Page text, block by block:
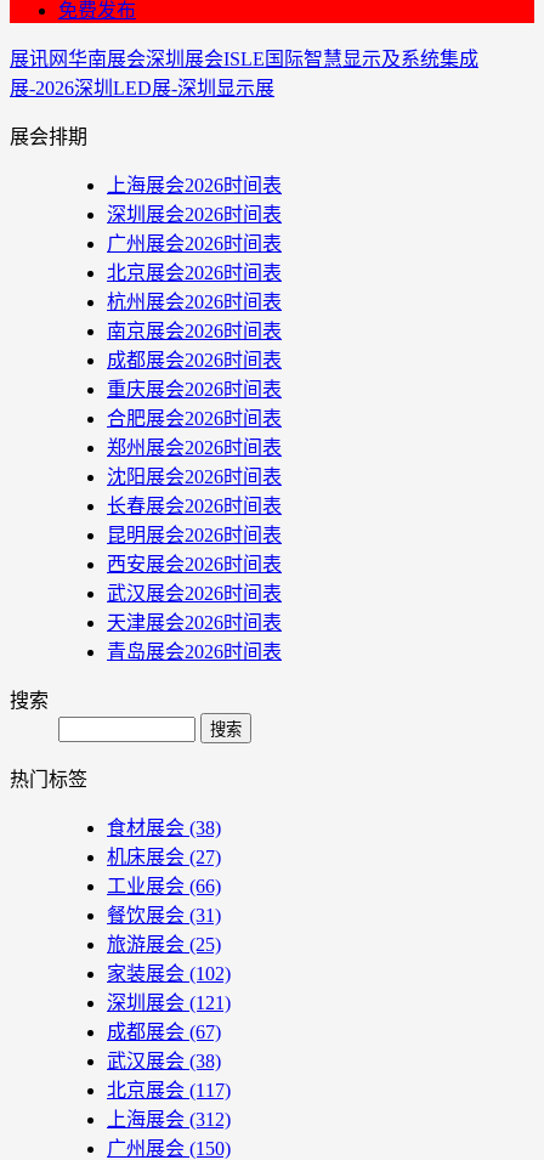
免费发布
展讯网华南展会深圳展会ISLE国际智慧显示及系统集成
展-2026深圳LED展-深圳显示展
展会排期
上海展会2026时间表
深圳展会2026时间表
广州展会2026时间表
北京展会2026时间表
杭州展会2026时间表
南京展会2026时间表
成都展会2026时间表
重庆展会2026时间表
合肥展会2026时间表
郑州展会2026时间表
沈阳展会2026时间表
长春展会2026时间表
昆明展会2026时间表
西安展会2026时间表
武汉展会2026时间表
天津展会2026时间表
青岛展会2026时间表
搜索
Search
热门标签
食材展会 (38)
机床展会 (27)
工业展会 (66)
餐饮展会 (31)
旅游展会 (25)
家装展会 (102)
深圳展会 (121)
成都展会 (67)
武汉展会 (38)
北京展会 (117)
上海展会 (312)
广州展会 (150)